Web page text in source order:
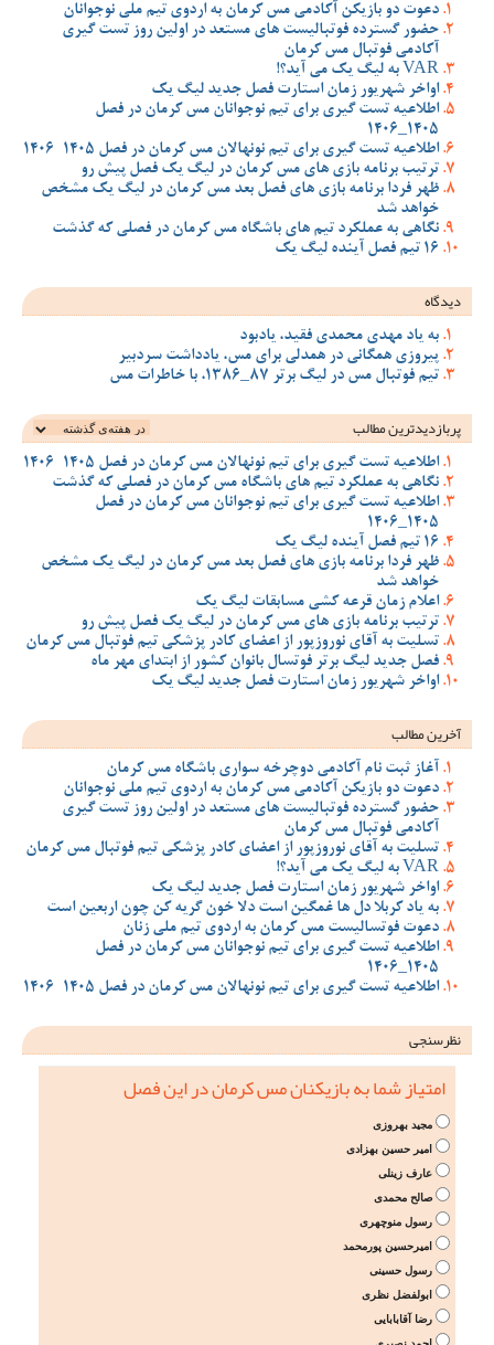
دعوت دو بازیکن آکادمی مس کرمان به اردوی تیم ملی نوجوانان
حضور گسترده فوتبالیست های مستعد در اولین روز تست گیری
آکادمی فوتبال مس کرمان
VAR به لیگ یک می آید؟!
اواخر شهریور زمان استارت فصل جدید لیگ یک
اطلاعیه تست گیری برای تیم نوجوانان مس کرمان در فصل
1405_1406
اطلاعیه تست گیری برای تیم نونهالان مس کرمان در فصل 1405-1406
ترتیب برنامه بازی های مس کرمان در لیگ یک فصل پیش رو
ظهر فردا برنامه بازی های فصل بعد مس کرمان در لیگ یک مشخص
خواهد شد
نگاهی به عملکرد تیم های باشگاه مس کرمان در فصلی که گذشت
16 تیم فصل آینده لیگ یک
دیدگاه
به یاد مهدی محمدی فقید، یادبود
پیروزی همگانی در همدلی برای مس، یادداشت سردبیر
تیم فوتبال مس در لیگ برتر 87_1386، با خاطرات مس
پربازدیدترین‌ مطالب
اطلاعیه تست گیری برای تیم نونهالان مس کرمان در فصل 1405-1406
نگاهی به عملکرد تیم های باشگاه مس کرمان در فصلی که گذشت
اطلاعیه تست گیری برای تیم نوجوانان مس کرمان در فصل
1405_1406
16 تیم فصل آینده لیگ یک
ظهر فردا برنامه بازی های فصل بعد مس کرمان در لیگ یک مشخص
خواهد شد
اعلام زمان قرعه کشی مسابقات لیگ یک
ترتیب برنامه بازی های مس کرمان در لیگ یک فصل پیش رو
تسلیت به آقای نوروزپور از اعضای کادر پزشکی تیم فوتبال مس کرمان
فصل جدید لیگ برتر فوتسال بانوان کشور از ابتدای مهر ماه
اواخر شهریور زمان استارت فصل جدید لیگ یک
آخرین مطالب
آغاز ثبت نام آکادمی دوچرخه سواری باشگاه مس کرمان
دعوت دو بازیکن آکادمی مس کرمان به اردوی تیم ملی نوجوانان
حضور گسترده فوتبالیست های مستعد در اولین روز تست گیری
آکادمی فوتبال مس کرمان
تسلیت به آقای نوروزپور از اعضای کادر پزشکی تیم فوتبال مس کرمان
VAR به لیگ یک می آید؟!
اواخر شهریور زمان استارت فصل جدید لیگ یک
به یاد کربلا دل ها غمگین است دلا خون گریه کن چون اربعین است
دعوت فوتسالیست مس کرمان به اردوی تیم ملی زنان
اطلاعیه تست گیری برای تیم نوجوانان مس کرمان در فصل
1405_1406
اطلاعیه تست گیری برای تیم نونهالان مس کرمان در فصل 1405-1406
نظرسنجی
امتیاز شما به بازیکنان مس کرمان در این فصل
مجید بهروزی
امیر حسین بهزادی
عارف زینلی
صالح محمدی
رسول منوچهری
امیرحسین پورمحمد
رسول حسینی
ابولفضل نظری
رضا آقابابایی